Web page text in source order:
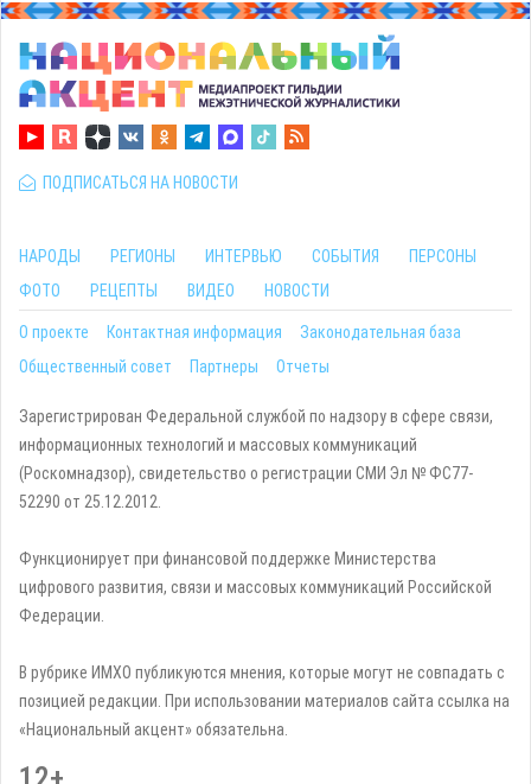
ПОДПИСАТЬСЯ НА НОВОСТИ
НАРОДЫ РЕГИОНЫ ИНТЕРВЬЮ СОБЫТИЯ
ПЕРСОНЫ
ФОТО
РЕЦЕПТЫ ВИДЕО НОВОСТИ
О проекте Контактная информация
Законодательная база
Общественный совет
Партнеры Отчеты
Зарегистрирован Федеральной службой по надзору в сфере связи,
информационных технологий и массовых коммуникаций
(Роскомнадзор), свидетельство о регистрации СМИ Эл № ФС77-
52290 от 25.12.2012.
Функционирует при финансовой поддержке Министерства
цифрового развития, связи и массовых коммуникаций Российской
Федерации.
В рубрике ИМХО публикуются мнения, которые могут не совпадать с
позицией редакции. При использовании материалов сайта ссылка на
«Национальный акцент» обязательна.